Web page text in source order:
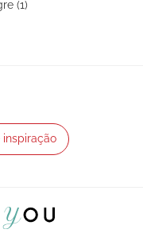
(1)
inspiração